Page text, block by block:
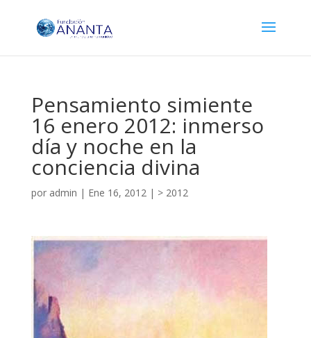
Pensamiento simiente
16 enero 2012: inmerso
día y noche en la
conciencia divina
por admin | Ene 16, 2012| > 2012